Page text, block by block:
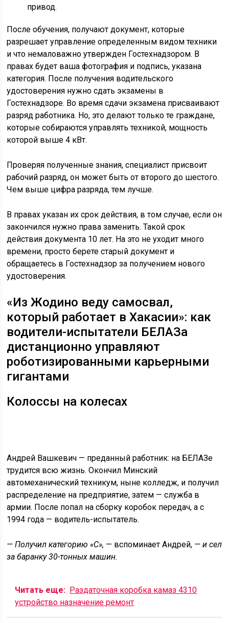
привод.
После обучения, получают документ, которые
разрешает управление определенным видом техники
и что немаловажно утвержден Гостехнадзором. В
правах будет ваша фотография и подпись, указана
категория. После получения водительского
удостоверения нужно сдать экзамены в
Гостехнадзоре. Во время сдачи экзамена присваивают
разряд работника. Но, это делают только те граждане,
которые собираются управлять техникой, мощность
которой выше 4 кВт.
Проверяя полученные знания, специалист присвоит
рабочий разряд, он может быть от второго до шестого.
Чем выше цифра разряда, тем лучше.
В правах указан их срок действия, в том случае, если он
закончился нужно права заменить. Такой срок
действия документа 10 лет. На это не уходит много
времени, просто берете старый документ и
обращаетесь в Гостехнадзор за получением нового
удостоверения.
«Из Жодино веду самосвал,
который работает в Хакасии»: как
водители-испытатели БЕЛАЗа
дистанционно управляют
роботизированными карьерными
гигантами
Колоссы на колесах
Андрей Вашкевич — преданный работник: на БЕЛАЗе
трудится всю жизнь. Окончил Минский
автомеханический техникум, ныне колледж, и получил
распределение на предприятие, затем — служба в
армии. После попал на сборку коробок передач, а с
1994 года — водитель-испытатель.
— Получил категорию «C», — вспоминает Андрей, — и сел
за баранку 30-тонных машин.
Читать еще: Раздаточная коробка камаз 4310
устройство назначение ремонт